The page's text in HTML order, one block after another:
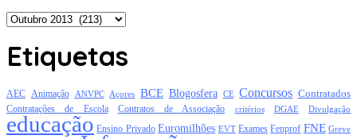
Arquivo
Etiquetas
AEC Animação ANVPC Açores BCE Blogosfera CE Concursos Contratados
Contratações de Escola Contratos de Associação critérios DGAE Divulgação
educação Ensino Privado Euromilhões EVT Exames Fenprof FNE Greve